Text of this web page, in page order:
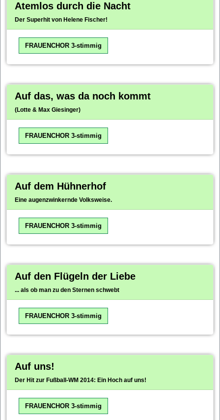
Atemlos durch die Nacht
Der Superhit von Helene Fischer!
FRAUENCHOR 3-stimmig
Auf das, was da noch kommt
(Lotte & Max Giesinger)
FRAUENCHOR 3-stimmig
Auf dem Hühnerhof
Eine augenzwinkernde Volksweise.
FRAUENCHOR 3-stimmig
Auf den Flügeln der Liebe
... als ob man zu den Sternen schwebt
FRAUENCHOR 3-stimmig
Auf uns!
Der Hit zur Fußball-WM 2014: Ein Hoch auf uns!
FRAUENCHOR 3-stimmig